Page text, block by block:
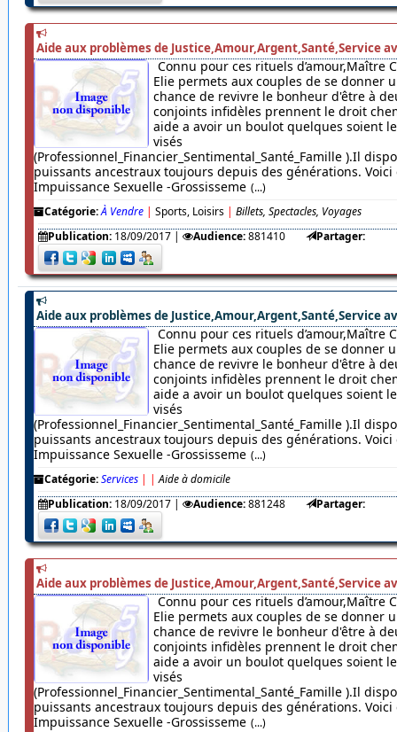
Aide aux problèmes de Justice,Amour,Argent,Santé,Service
Connu pour ces rituels d’amour,Maître
Elie permets aux couples de se donner
chance de revivre le bonheur d'être à
conjoints infidèles prennent le droit
aide a avoir un boulot quelques soient
visés
(Professionnel_Financier_Sentimental_Santé_Famille ).Il
puissants ancestraux toujours depuis des générations. Voici
Impuissance Sexuelle -Grossisseme (...)
Catégorie:À Vendre | Sports, Loisirs | Billets, Spectacles, Voyages
Publication: 18/09/2017| Audience:881410 Partager:
Aide aux problèmes de Justice,Amour,Argent,Santé,Service
Connu pour ces rituels d’amour,Maître
Elie permets aux couples de se donner
chance de revivre le bonheur d'être à
conjoints infidèles prennent le droit
aide a avoir un boulot quelques soient
visés
(Professionnel_Financier_Sentimental_Santé_Famille ).Il
puissants ancestraux toujours depuis des générations. Voici
Impuissance Sexuelle -Grossisseme (...)
Catégorie:Services | | Aide à domicile
Publication: 18/09/2017| Audience:881248 Partager:
Aide aux problèmes de Justice,Amour,Argent,Santé,Service
Connu pour ces rituels d’amour,Maître
Elie permets aux couples de se donner
chance de revivre le bonheur d'être à
conjoints infidèles prennent le droit
aide a avoir un boulot quelques soient
visés
(Professionnel_Financier_Sentimental_Santé_Famille ).Il
puissants ancestraux toujours depuis des générations. Voici
Impuissance Sexuelle -Grossisseme (...)